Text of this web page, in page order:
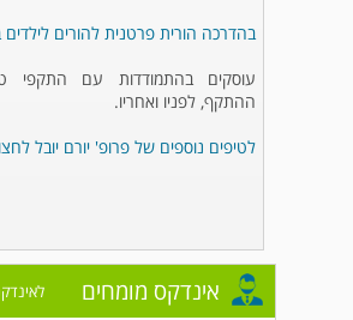
בהדרכה הורית פרטנית להורים
עוסקים בהתמודדות עם התקפי
ההתקף, לפניו ואחריו.
לטיפים נוספים של פרופ' יורם יובל
אינדקס מומחים